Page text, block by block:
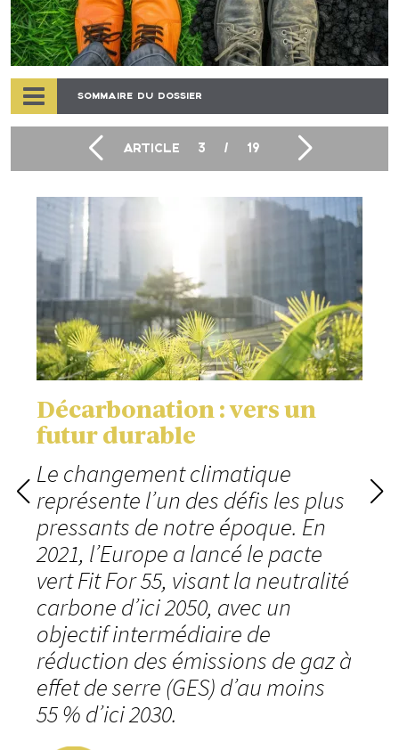
SOMMAIRE DU DOSSIER
ARTICLE 3 / 19
Décarbonation : vers un
futur durable
Le changement climatique
représente l’un des défis les plus
pressants de notre époque. En
2021, l’Europe a lancé le pacte
vert Fit For 55, visant la neutralité
carbone d’ici 2050, avec un
objectif intermédiaire de
réduction des émissions de gaz à
effet de serre (GES) d’au moins
55 % d’ici 2030.